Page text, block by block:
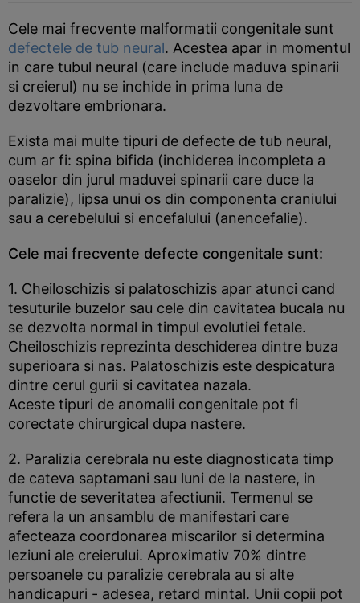
Cele mai frecvente malformatii congenitale sunt
defectele de tub neural. Acestea apar in momentul
in care tubul neural (care include maduva spinarii
si creierul) nu se inchide in prima luna de
dezvoltare embrionara.
Exista mai multe tipuri de defecte de tub neural,
cum ar fi: spina bifida (inchiderea incompleta a
oaselor din jurul maduvei spinarii care duce la
paralizie), lipsa unui os din componenta craniului
sau a cerebelului si encefalului (anencefalie).
Cele mai frecvente defecte congenitale sunt:
1. Cheiloschizis si palatoschizis apar atunci cand
tesuturile buzelor sau cele din cavitatea bucala nu
se dezvolta normal in timpul evolutiei fetale.
Cheiloschizis reprezinta deschiderea dintre buza
superioara si nas. Palatoschizis este despicatura
dintre cerul gurii si cavitatea nazala.
Aceste tipuri de anomalii congenitale pot fi
corectate chirurgical dupa nastere.
2. Paralizia cerebrala nu este diagnosticata timp
de cateva saptamani sau luni de la nastere, in
functie de severitatea afectiunii. Termenul se
refera la un ansamblu de manifestari care
afecteaza coordonarea miscarilor si determina
leziuni ale creierului. Aproximativ 70% dintre
persoanele cu paralizie cerebrala au si alte
handicapuri - adesea, retard mintal. Unii copii pot